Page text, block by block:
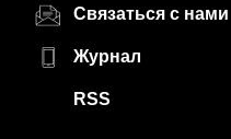
Связаться с нами
Журнал
RSS